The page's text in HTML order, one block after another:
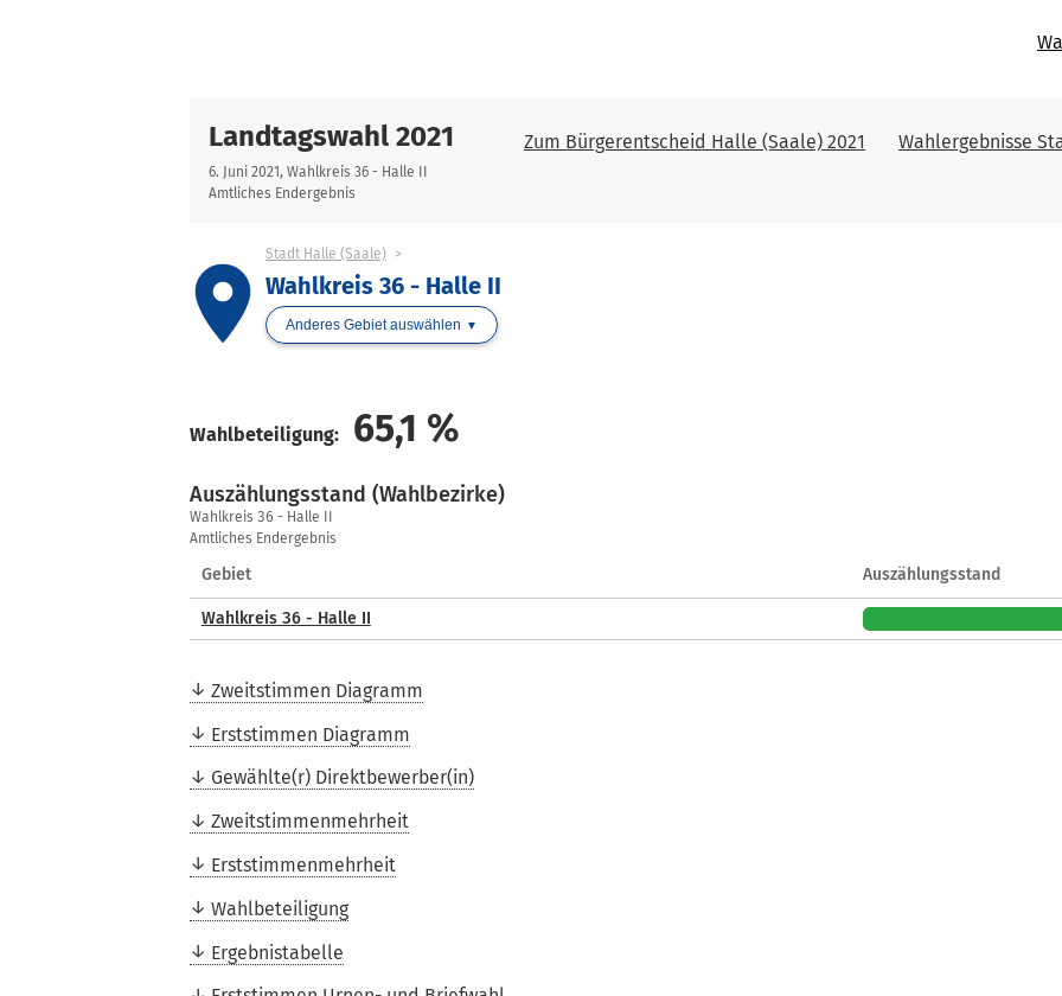
Landtagswahl 2021
6. Juni 2021, Wahlkreis 36 - Halle II
Amtliches Endergebnis
Zum Bürgerentscheid Halle (Saale) 2021 Wahlergebnisse
place
Stadt Halle (Saale)
Wahlkreis 36 - Halle II
Anderes Gebiet auswählen
Wahlbeteiligung: 65,1 %
Auszählungsstand (Wahlbezirke)
Auszählungsstand
(Wahlbezirke)
Wahlkreis 36 - Halle II
Amtliches Endergebnis
Gebiet Auszählungsstand
Wahlkreis 36 - Halle II
Zweitstimmen Diagramm
Erststimmen Diagramm
Gewählte(r) Direktbewerber(in)
Zweitstimmenmehrheit
Erststimmenmehrheit
Wahlbeteiligung
Ergebnistabelle